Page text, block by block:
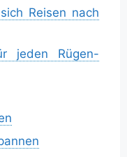
Reisen nach
jeden Rügen-